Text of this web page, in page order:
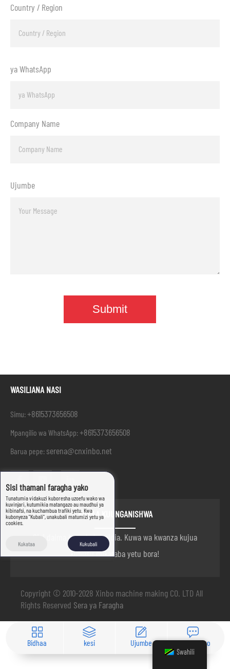
Country / Region
ya WhatsApp
Company Name
Ujumbe
WASILIANA NASI
Simu:+8615373656508
Mpangilio wa WhatsApp:+8615373656508
Barua pepe: serena@cnxinbo.net
KUKAA KUUNGANISHWA
Sisi daima hapa kukusaidia. Kuwa wa kwanza kujua
kuhusu mikataba yetu bora!
Copyright © 2010-2028 Xinbo machine making CO. LTD All
Rights Reserved Sera ya Faragha
Bidhaa kesi Ujumbe Mawasiliano
Swahili
Sisi thamani faragha yako
Tunatumia vidakuzi kuboresha uzoefu wako wa
kuvinjari, kutumikia matangazo au maudhui ya
kibinafsi, na kuchambua trafiki yetu. Kwa
kubonyeza "Kubali", unakubali matumizi yetu ya
cookies.
Kukataa Kukubali